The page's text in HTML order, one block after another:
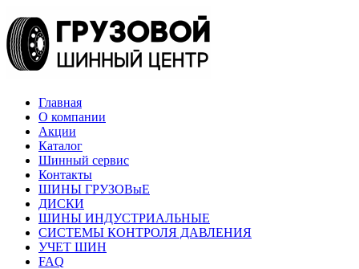
Главная
О компании
Акции
Каталог
Шинный сервис
Контакты
ШИНЫ ГРУЗОВыЕ
ДИСКИ
ШИНЫ ИНДУСТРИАЛЬНЫЕ
СИСТЕМЫ КОНТРОЛЯ ДАВЛЕНИЯ
УЧЕТ ШИН
FAQ